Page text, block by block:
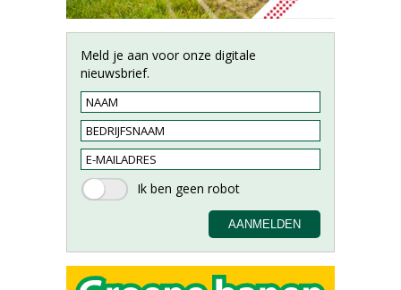
Meld je aan voor onze digitale
nieuwsbrief.